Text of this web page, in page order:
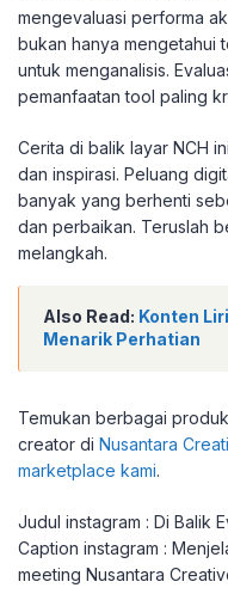
mengevaluasi performa
bukan hanya mengetahui
untuk menganalisis.
pemanfaatan tool paling
Cerita di balik layar NCH
dan inspirasi. Peluang
banyak yang berhenti
dan perbaikan. Teruslah
melangkah.
Also Read: Konten
Menarik Perhatian
Temukan berbagai
creator di Nusantara
marketplace kami.
Judul instagram : Di Balik
Caption instagram :
meeting Nusantara